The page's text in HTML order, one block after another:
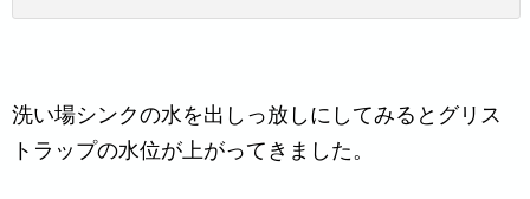
洗い場シンクの水を出しっ放しにしてみるとグリス
トラップの水位が上がってきました。